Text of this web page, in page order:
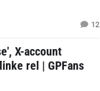
12
X-account
rel | GPFans